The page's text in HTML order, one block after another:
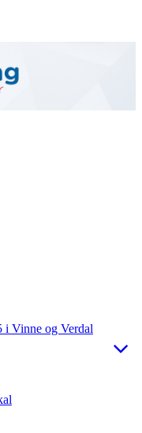
i Vinne og Verdal